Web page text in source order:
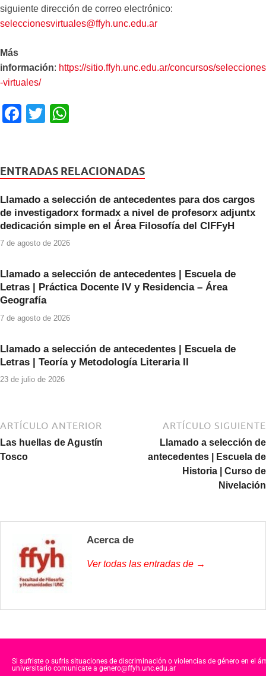
siguiente dirección de correo electrónico:
seleccionesvirtuales@ffyh.unc.edu.ar
Más
información: https://sitio.ffyh.unc.edu.ar/concursos/selecciones
-virtuales/
F
e
o
o
k
T
er s
p
p
ENTRADAS RELACIONADAS
Llamado a selección de antecedentes para dos cargos
de investigadorx formadx a nivel de profesorx adjuntx
dedicación simple en el Área Filosofía del CIFFyH
7 de agosto de 2026
Llamado a selección de antecedentes | Escuela de
Letras | Práctica Docente IV y Residencia – Área
Geografía
7 de agosto de 2026
Llamado a selección de antecedentes | Escuela de
Letras | Teoría y Metodología Literaria II
23 de julio de 2026
ARTÍCULO ANTERIOR
Las huellas de Agustín
Tosco
ARTÍCULO SIGUIENTE
Llamado a selección de
antecedentes | Escuela de
Historia | Curso de
Nivelación
Acerca de
Ver todas las entradas de →
Si sufriste o sufris situaciones de discriminación o violencias de género en el
universitario comunicate a genero@ffyh.unc.edu.ar